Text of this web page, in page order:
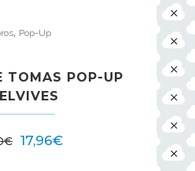
, Pop-Up
TOMAS POP-UP
€ 17,96€